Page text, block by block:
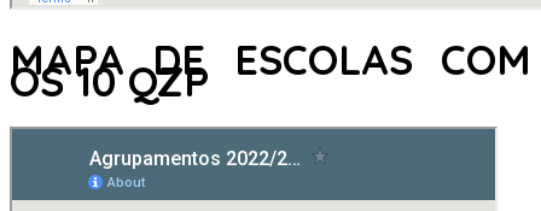
MAPA DE ESCOLAS COM
OS 10 QZP